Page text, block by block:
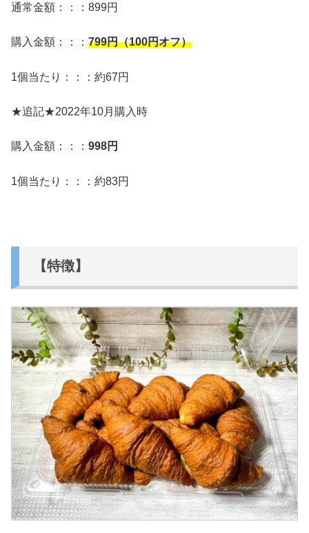
通常金額：：：899円
購入金額：：： 799円（100円オフ）
1個当たり：：：約67円
★追記★2022年10月購入時
購入金額：：： 998円
1個当たり：：：約83円
【特徴】